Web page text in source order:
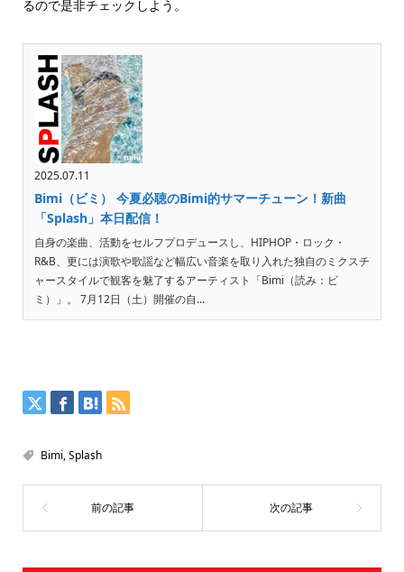
るので是非チェックしよう。
2025.07.11
Bimi（ビミ） 今夏必聴のBimi的サマーチューン！新曲
「Splash」本日配信！
自身の楽曲、活動をセルフプロデュースし、HIPHOP・ロック・
R&B、更には演歌や歌謡など幅広い音楽を取り入れた独自のミクスチ
ャースタイルで観客を魅了するアーティスト「Bimi（読み：ビ
ミ）」。 7月12日（土）開催の自...
Bimi,Splash